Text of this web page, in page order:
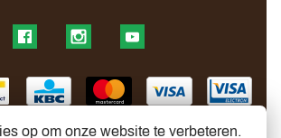
Find us on FacebookFind us on InstagramFind us on YouTube
op om onze website te verbeteren.